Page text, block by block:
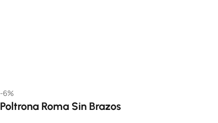
-6%
Poltrona Roma Sin Brazos